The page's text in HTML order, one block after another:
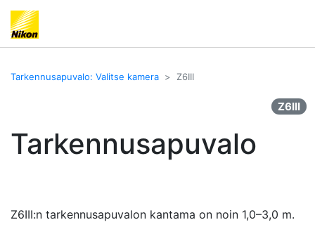
Tarkennusapuvalo: Valitse kamera Z6III
Z6III
Tarkennusapuvalo
Z6III:n tarkennusapuvalon kantama on noin 1,0–3,0 m.